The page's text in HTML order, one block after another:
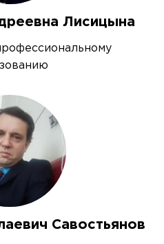
Лисицына
Савостьянов